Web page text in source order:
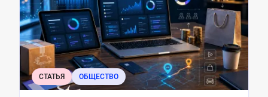
СТАТЬЯ ОБЩЕСТВО